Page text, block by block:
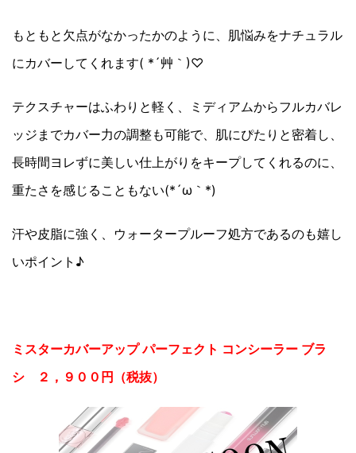
もともと欠点がなかったかのように、肌悩みをナチュラル
にカバーしてくれます( *´艸｀)♡
テクスチャーはふわりと軽く、ミディアムからフルカバレ
ッジまでカバー力の調整も可能で、肌にぴたりと密着し、
長時間ヨレずに美しい仕上がりをキープしてくれるのに、
重たさを感じることもない(*´ω｀*)
汗や皮脂に強く、ウォータープルーフ処方であるのも嬉し
いポイント♪
ミスターカバーアップ パーフェクト コンシーラー ブラ
シ ２，９００円（税抜）